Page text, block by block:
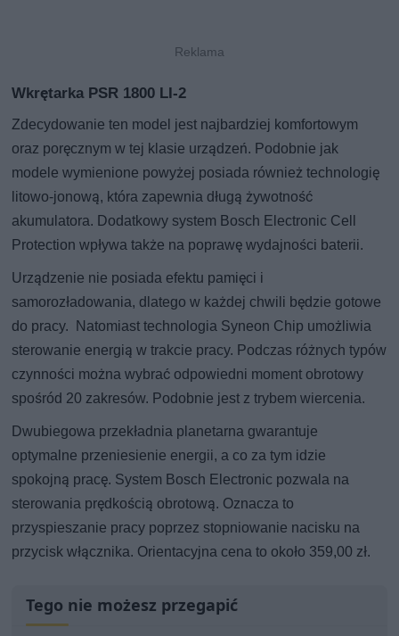
Wkrętarka PSR 1800 LI-2
Zdecydowanie ten model jest najbardziej komfortowym
oraz poręcznym w tej klasie urządzeń. Podobnie jak
modele wymienione powyżej posiada również technologię
litowo-jonową, która zapewnia długą żywotność
akumulatora. Dodatkowy system Bosch Electronic Cell
Protection wpływa także na poprawę wydajności baterii.
Urządzenie nie posiada efektu pamięci i
samorozładowania, dlatego w każdej chwili będzie gotowe
do pracy. Natomiast technologia Syneon Chip umożliwia
sterowanie energią w trakcie pracy. Podczas różnych typów
czynności można wybrać odpowiedni moment obrotowy
spośród 20 zakresów. Podobnie jest z trybem wiercenia.
Dwubiegowa przekładnia planetarna gwarantuje
optymalne przeniesienie energii, a co za tym idzie
spokojną pracę. System Bosch Electronic pozwala na
sterowania prędkością obrotową. Oznacza to
przyspieszanie pracy poprzez stopniowanie nacisku na
przycisk włącznika. Orientacyjna cena to około 359,00 zł.
Tego nie możesz przegapić